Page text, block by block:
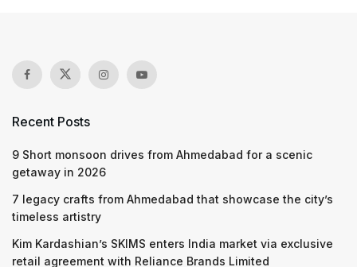
Recent Posts
9 Short monsoon drives from Ahmedabad for a scenic
getaway in 2026
7 legacy crafts from Ahmedabad that showcase the city’s
timeless artistry
Kim Kardashian’s SKIMS enters India market via exclusive
retail agreement with Reliance Brands Limited